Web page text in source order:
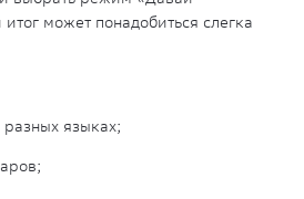
может понадобиться слегка
разных языках;